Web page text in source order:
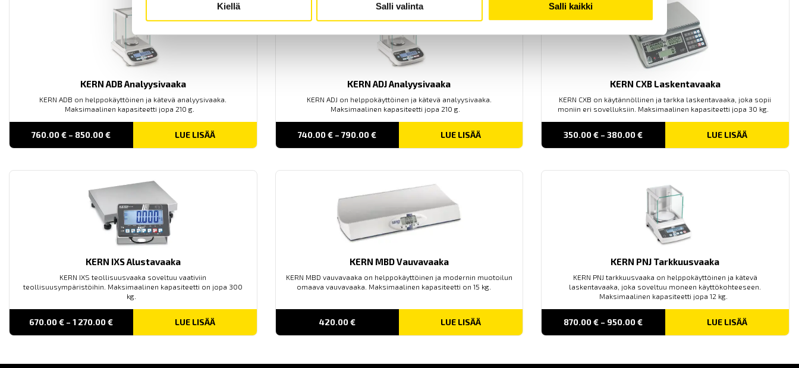
Kiellä Salli valinta Salli kaikki
KERN ADB Analyysivaaka
KERN ADB on helppokäyttöinen ja kätevä analyysivaaka.
Maksimaalinen kapasiteetti jopa 210 g.
760.00€ – 850.00€PRICE
760.00 €
LUE LISÄÄ
KERN ADJ Analyysivaaka
KERN ADJ on helppokäyttöinen ja kätevä analyysivaaka.
Maksimaalinen kapasiteetti jopa 210 g.
740.00€ – 790.00€PRICE
740.00 €
LUE LISÄÄ
KERN CXB Laskentavaaka
KERN CXB on käytännöllinen ja tarkka laskentavaaka, joka sopii
moniin eri sovelluksiin. Maksimaalinen kapasiteetti jopa 30 kg.
350.00€ – 380.00€PRICE
350.00 €
LUE LISÄÄ
KERN IXS Alustavaaka
KERN IXS teollisuusvaaka soveltuu vaativiin
teollisuusympäristöihin. Maksimaalinen kapasiteetti on jopa 300
kg.
670.00€ – 1 270.00€PRICE
670.00 €
LUE LISÄÄ
KERN MBD Vauvavaaka
KERN MBD vauvavaaka on helppokäyttöinen ja modernin muotoilun
omaava vauvavaaka. Maksimaalinen kapasiteetti on 15 kg.
420.00€ LUE LISÄÄ
KERN PNJ Tarkkuusvaaka
KERN PNJ tarkkuusvaaka on helppokäyttöinen ja kätevä
laskentavaaka, joka soveltuu moneen käyttökohteeseen.
Maksimaalinen kapasiteetti jopa 12 kg.
870.00€ – 950.00€PRICE
870.00 €
LUE LISÄÄ